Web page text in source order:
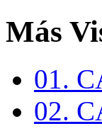
Más
01.
02.